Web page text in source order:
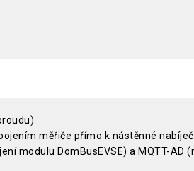
měřiče přímo k nástěnné
modulu DomBusEVSE) a MQTT-AD